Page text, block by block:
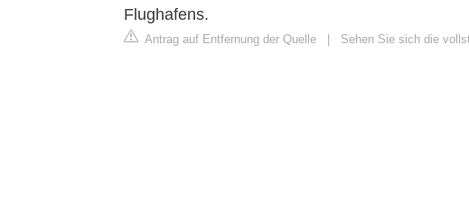
Flughafens.
Antrag auf Entfernung der Quelle Sehen Sie sich die